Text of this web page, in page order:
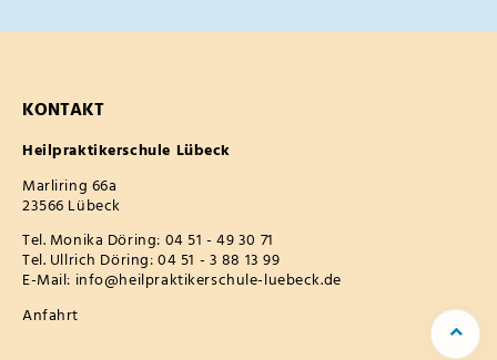
KONTAKT
Heilpraktikerschule Lübeck
Marliring 66a
23566 Lübeck
Tel. Monika Döring: 04 51 - 49 30 71
Tel. Ullrich Döring:04 51 - 3 88 13 99
E-Mail: info@heilpraktikerschule-luebeck.de
Anfahrt